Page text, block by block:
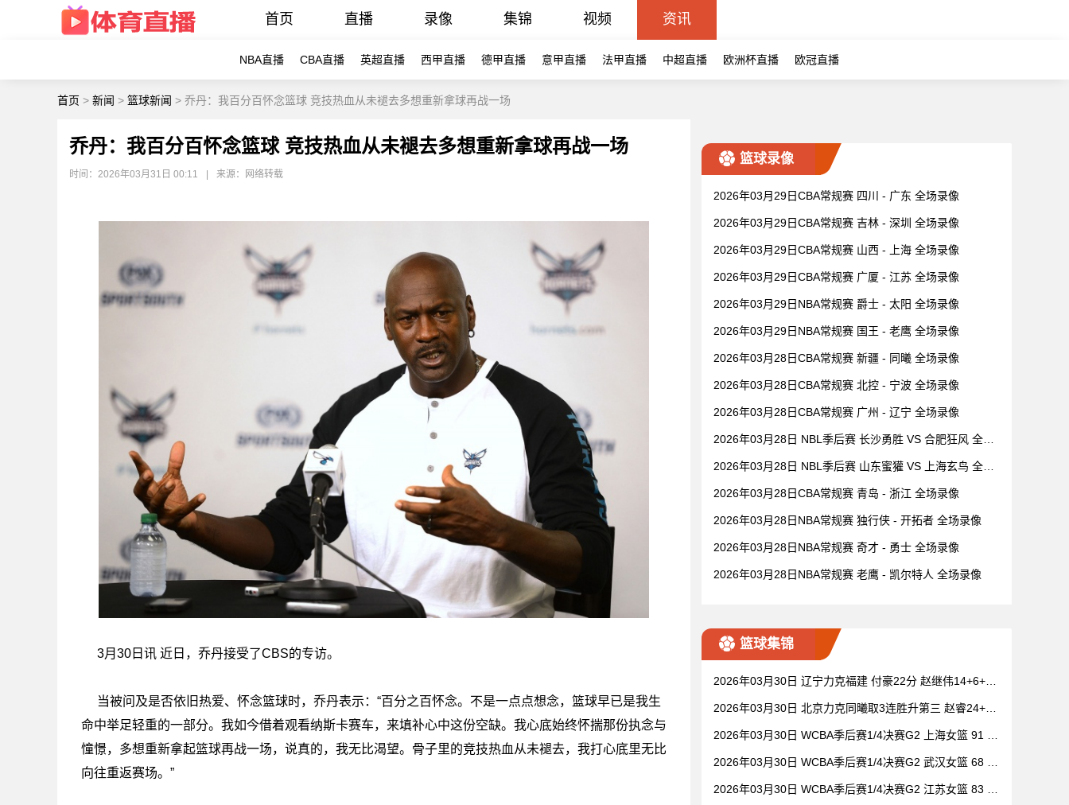
首页 直播 录像 集锦 视频 资讯
NBA直播 CBA直播 英超直播 西甲直播 德甲直播 意甲直播 法甲直播 中超直播 欧洲杯直播 欧冠直播
首页 > 新闻 > 篮球新闻 > 乔丹：我百分百怀念篮球 竞技热血从未褪去多想重新拿球再战一场
乔丹：我百分百怀念篮球 竞技热血从未褪去多想重新拿球再战一场
时间：2026年03月31日 00:11 来源：网络转载
3月30日讯 近日，乔丹接受了CBS的专访。
当被问及是否依旧热爱、怀念篮球时，乔丹表示：“百分之百怀念。不是一点点想念，篮球早已是我生
命中举足轻重的一部分。我如今借着观看纳斯卡赛车，来填补心中这份空缺。我心底始终怀揣那份执念与
憧憬，多想重新拿起篮球再战一场，说真的，我无比渴望。骨子里的竞技热血从未褪去，我打心底里无比
向往重返赛场。”
篮球录像
2026年03月29日CBA常规赛 四川 - 广东 全场录像
2026年03月29日CBA常规赛 吉林 - 深圳 全场录像
2026年03月29日CBA常规赛 山西 - 上海 全场录像
2026年03月29日CBA常规赛 广厦 - 江苏 全场录像
2026年03月29日NBA常规赛 爵士 - 太阳 全场录像
2026年03月29日NBA常规赛 国王 - 老鹰 全场录像
2026年03月28日CBA常规赛 新疆 - 同曦 全场录像
2026年03月28日CBA常规赛 北控 - 宁波 全场录像
2026年03月28日CBA常规赛 广州 - 辽宁 全场录像
2026年03月28日 NBL季后赛 长沙勇胜 VS 合肥狂风 全场
2026年03月28日 NBL季后赛 山东蜜獾 VS 上海玄鸟 全场
2026年03月28日CBA常规赛 青岛 - 浙江 全场录像
2026年03月28日NBA常规赛 独行侠 - 开拓者 全场录像
2026年03月28日NBA常规赛 奇才 - 勇士 全场录像
2026年03月28日NBA常规赛 老鹰 - 凯尔特人 全场录像
篮球集锦
2026年03月30日 辽宁力克福建 付豪22分 赵继伟14+6+11
2026年03月30日 北京力克同曦取3连胜升第三 赵睿24+6
2026年03月30日 WCBA季后赛1/4决赛G2 上海女篮 91 -
2026年03月30日 WCBA季后赛1/4决赛G2 武汉女篮 68 -
2026年03月30日 WCBA季后赛1/4决赛G2 江苏女篮 83 -